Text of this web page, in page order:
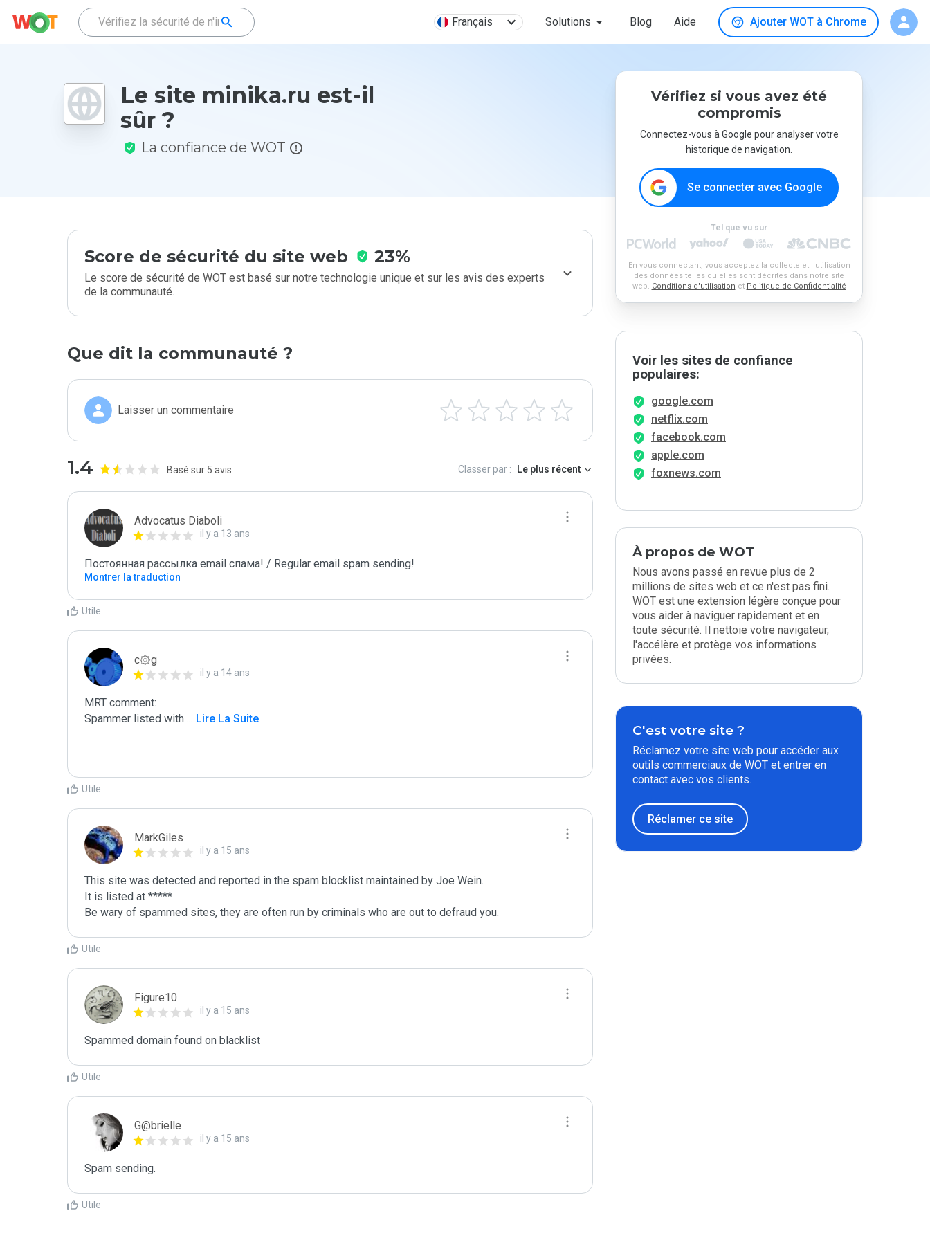
Français Solutions Blog Aide Ajouter WOT à Chrome
Le site minika.ru est-il
sûr ?
La confiance de WOT
Score de sécurité du site web 23%
Le score de sécurité de WOT est basé sur notre technologie unique et sur les avis des experts
de la communauté.
Que dit la communauté ?
Laisser un commentaire
1.4 Basé sur 5 avis Classer par : Le plus récent
Advocatus Diaboli
il y a 13 ans
Постоянная рассылка email спама! / Regular email spam sending!
Montrer la traduction
Utile
c۞g
il y a 14 ans
MRT comment:
Spammer listed with ... Lire La Suite
Utile
MarkGiles
il y a 15 ans
This site was detected and reported in the spam blocklist maintained by Joe Wein.
It is listed at *****
Be wary of spammed sites, they are often run by criminals who are out to defraud you.
Utile
Figure10
il y a 15 ans
Spammed domain found on blacklist
Utile
G@brielle
il y a 15 ans
Spam sending.
Utile
Vérifiez si vous avez été
compromis
Connectez-vous à Google pour analyser votre
historique de navigation.
Se connecter avec Google
Tel que vu sur
En vous connectant, vous acceptez la collecte et l'utilisation
des données telles qu'elles sont décrites dans notre site
web. Conditions d'utilisation et Politique de Confidentialité
Voir les sites de confiance
populaires:
google.com
netflix.com
facebook.com
apple.com
foxnews.com
À propos de WOT
Nous avons passé en revue plus de 2
millions de sites web et ce n'est pas fini.
WOT est une extension légère conçue pour
vous aider à naviguer rapidement et en
toute sécurité. Il nettoie votre navigateur,
l'accélère et protège vos informations
privées.
C'est votre site ?
Réclamez votre site web pour accéder aux
outils commerciaux de WOT et entrer en
contact avec vos clients.
Réclamer ce site